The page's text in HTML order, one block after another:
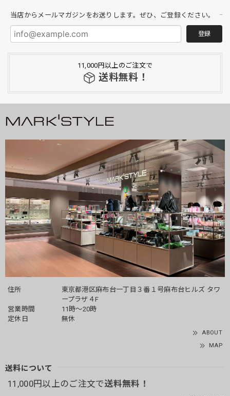
当店からメールマガジンをお送りします。ぜひ、ご登録ください。
登録
11,000円以上のご注文で
送料無料！
住所
東京都港区麻布台一丁目３番１号麻布台ヒルズ タワ
ープラザ４F
営業時間
11時～20時
定休日
無休
ABOUT
MAP
送料について
11,000円以上のご注文で送料無料！